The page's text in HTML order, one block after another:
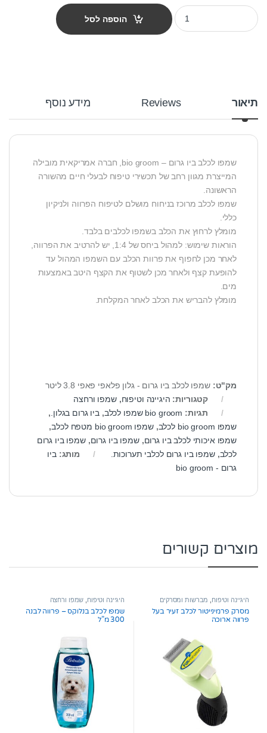
שמפו לכלב ביו גרום - גלון פלאפי פאפי 3.8 ליטר quantity
הוספה לסל
תיאור Reviews מידע נוסף
שמפו לכלב ביו גרום – bio groom, חברה אמריקאית מובילה
המייצרת מגוון רחב של תכשירי טיפוח לבעלי חיים מהשורה
הראשונה.
שמפו לכלב מרוכז בניחוח מושלם לטיפוח הפרווה ולניקיון
כללי.
מומלץ לרחוץ את הכלב בשמפו לכלבים בלבד.
הוראות שימוש: למהול ביחס של 1:4, יש להרטיב את הפרווה,
לאחר מכן לחפוף את פרוות הכלב עם השמפו המהול עד
להופעת קצף ולאחר מכן לשטוף את הקצף היטב באמצעות
מים.
מומלץ להבריש את הכלב לאחר המקלחת.
מק"ט:שמפו לכלב ביו גרום - גלון פלאפי פאפי 3.8 ליטר
קטגוריות: היגיינה וטיפוח,שמפו ורחצה
תגיות: bio groom שמפו לכלב , ביו גרום בגלון.,
שמפו bio groom לכלב
,שמפו bio groom מטפח לכלב
,
שמפו איכותי לכלב ביו גרום,שמפו ביו גרום,שמפו ביו גרום
לכלב,שמפו ביו גרום לכלבי תערוכות. מותג:ביו
גרום - bio groom
מוצרים קשורים
היגיינה וטיפוח, מברשות ומסרקים
מסרק פרמינייטור לכלב זעיר בעל
פרווה ארוכה
היגיינה וטיפוח, שמפו ורחצה
שמפו לכלב בנלוקס – פרווה לבנה
300 מ”ל